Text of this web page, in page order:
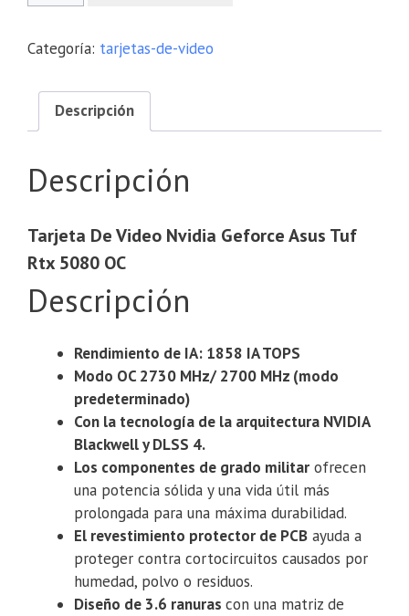
Categoría: tarjetas-de-video
Descripción
Descripción
Tarjeta De Video Nvidia Geforce Asus Tuf
Rtx 5080 OC
Descripción
Rendimiento de IA: 1858 IA TOPS
Modo OC 2730 MHz/ 2700 MHz (modo
predeterminado)
Con la tecnología de la arquitectura NVIDIA
Blackwell y DLSS 4.
Los componentes de grado militar ofrecen
una potencia sólida y una vida útil más
prolongada para una máxima durabilidad.
El revestimiento protector de PCB ayuda a
proteger contra cortocircuitos causados ​​por
humedad, polvo o residuos.
Diseño de 3.6 ranuras con una matriz de